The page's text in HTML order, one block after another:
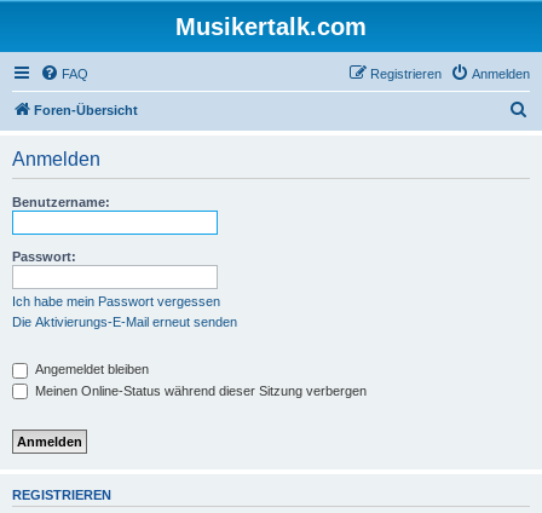
Musikertalk.com
FAQ Anmelden
Registrieren
Foren-Übersicht
Anmelden
Benutzername:
Passwort:
Ich habe mein Passwort vergessen
Die Aktivierungs-E-Mail erneut senden
Angemeldet bleiben
Meinen Online-Status während dieser Sitzung verbergen
REGISTRIEREN